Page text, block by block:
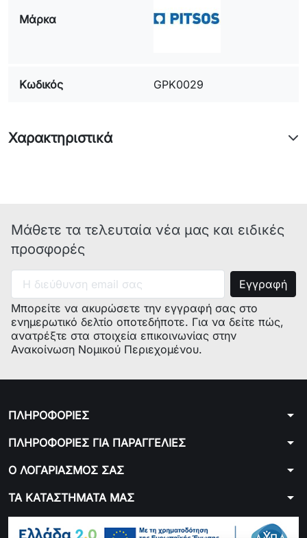
Μάρκα
Κωδικός GPK0029
Χαρακτηριστικά
Μάθετε τα τελευταία νέα μας και ειδικές
προσφορές
Μπορείτε να ακυρώσετε την εγγραφή σας στο
ενημερωτικό δελτίο οποτεδήποτε. Για να δείτε πώς,
ανατρέξτε στα στοιχεία επικοινωνίας στην
Ανακοίνωση Νομικού Περιεχομένου.
ΠΛΗΡΟΦΟΡΙΕΣ arrow_drop_down
ΠΛΗΡΟΦΟΡΙΕΣ ΓΙΑ ΠΑΡΑΓΓΕΛΙΕΣ arrow_drop_down
Ο ΛΟΓΑΡΙΑΣΜΟΣ ΣΑΣ arrow_drop_down
ΤΑ ΚΑΤΑΣΤΗΜΑΤΑ ΜΑΣ arrow_drop_down